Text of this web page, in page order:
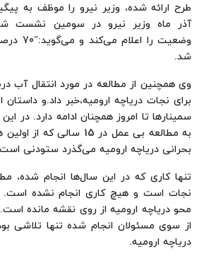
آذر ماه وزیر نیرو در سومین نشست
وضعیت
شد.
وی همچنین از مطالعه در مورد انتقال آب
برای نجات دریاچه ارومیه،خبر داد.و
سمینارها تا امروز همچنان ادامه دارد. در
به مطالعه بی عمل در 15
بحرانی دریاچه ارومیه می‌گذرد ستودنی
تنها کاری که در این سال‌ها انجام شده،
محو دریاچه ارومیه از روی نقشه مانده
از سوی مسئولان انجام شده تنها تلاشی
دریاچه ارومیه.